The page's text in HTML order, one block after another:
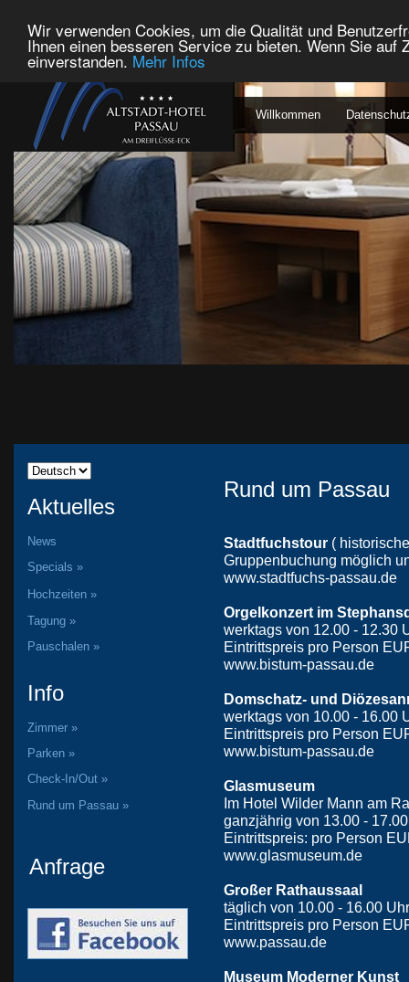
Wir verwenden Cookies, um die Qualität und
Ihnen einen besseren Service zu bieten. Wenn Sie
einverstanden. Mehr Infos
Willkommen
Aktuelles
News
Specials »
Hochzeiten »
Tagung »
Pauschalen »
Info
Zimmer »
Parken »
Check-In/Out »
Rund um Passau »
Anfrage
Rund um Passau
Stadtfuchstour (
Gruppenbuchung möglich
www.stadtfuchs-passau.de
Orgelkonzert im
werktags von 12.00 - 12.30
Eintrittspreis pro Person
www.bistum-passau.de
Domschatz- und
werktags von 10.00 - 16.00
Eintrittspreis pro Person
www.bistum-passau.de
Glasmuseum
Im Hotel Wilder Mann am
ganzjährig von 13.00 -
Eintrittspreis: pro Person
www.glasmuseum.de
Großer Rathaussaal
täglich von 10.00 - 16.00
Eintrittspreis pro Person
www.passau.de
Museum Moderner Kunst